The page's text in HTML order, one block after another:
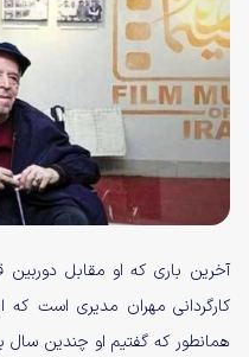
آخرین باری که او مقابل دوربین
کارگردانی مهران مدیری است
همانطور که گفتیم او چندین سال